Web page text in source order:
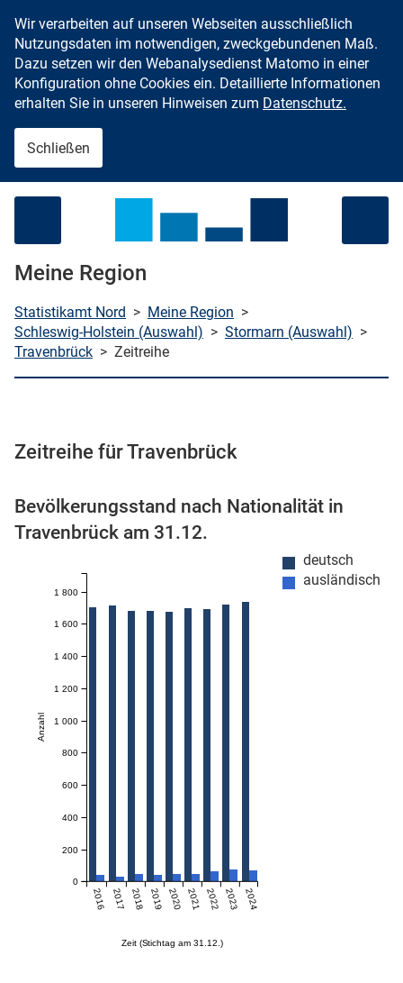
Zum Inhalt springen
Wir verarbeiten auf unseren Webseiten ausschließlich
Nutzungsdaten im notwendigen, zweckgebundenen Maß.
Dazu setzen wir den Webanalysedienst Matomo in einer
Konfiguration ohne Cookies ein. Detaillierte Informationen
erhalten Sie in unseren Hinweisen zum Datenschutz.
Schließen
Meine Region
Statistikamt Nord > Meine Region >
Schleswig-Holstein (Auswahl) > Stormarn (Auswahl) >
Travenbrück > Zeitreihe
Zeitreihe für Travenbrück
Bevölkerungsstand nach Nationalität in
Travenbrück am 31.12.
deutsch
ausländisch
Zeit (Stichtag am 31.12.)
2016 2017 2018 2019 2020 2021 2022 2023 2024
Anzahl
0
200
400
600
800
1 000
1 200
1 400
1 600
1 800